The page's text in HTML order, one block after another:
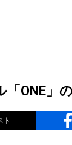
ONE」
ト